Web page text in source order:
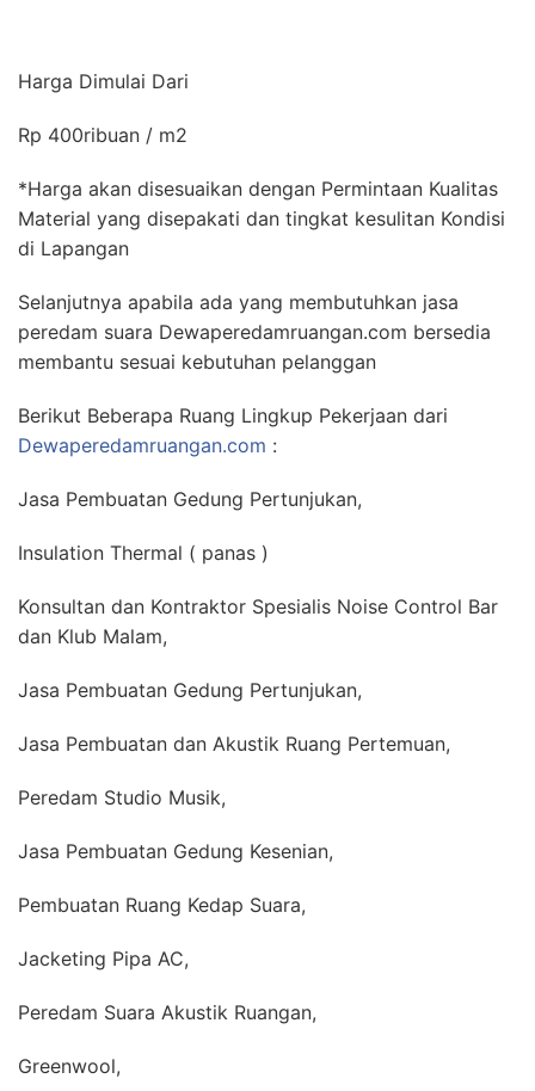
Harga Dimulai Dari
Rp 400ribuan / m2
*Harga akan disesuaikan dengan Permintaan Kualitas
Material yang disepakati dan tingkat kesulitan Kondisi
di Lapangan
Selanjutnya apabila ada yang membutuhkan jasa
peredam suara Dewaperedamruangan.com bersedia
membantu sesuai kebutuhan pelanggan
Berikut Beberapa Ruang Lingkup Pekerjaan dari
Dewaperedamruangan.com :
Jasa Pembuatan Gedung Pertunjukan,
Insulation Thermal ( panas )
Konsultan dan Kontraktor Spesialis Noise Control Bar
dan Klub Malam,
Jasa Pembuatan Gedung Pertunjukan,
Jasa Pembuatan dan Akustik Ruang Pertemuan,
Peredam Studio Musik,
Jasa Pembuatan Gedung Kesenian,
Pembuatan Ruang Kedap Suara,
Jacketing Pipa AC,
Peredam Suara Akustik Ruangan,
Greenwool,